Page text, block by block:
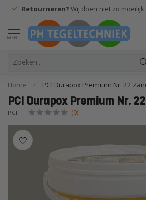
Retourneren? Wij doen niet zo moeilijk
MENU
Home / PCI Durapox Premium Nr. 22
PCI Durapox Premium Nr.
PCI (0)